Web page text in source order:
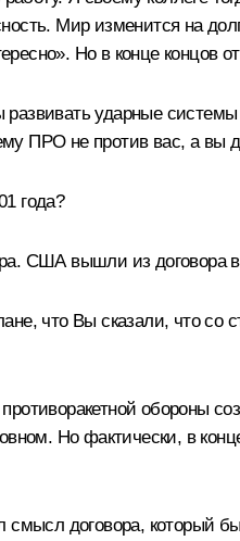
Мир изменится на
Но в конце концов
ударные
ПРО не против вас, а вы
года?
США вышли из договора в
что Вы сказали, что
обороны
Но фактически, в
смысл договора,